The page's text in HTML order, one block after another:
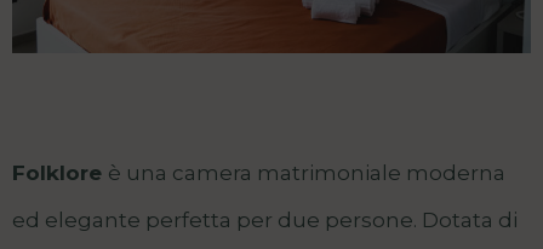
Folklore è una camera matrimoniale moderna
ed elegante perfetta per due persone. Dotata di